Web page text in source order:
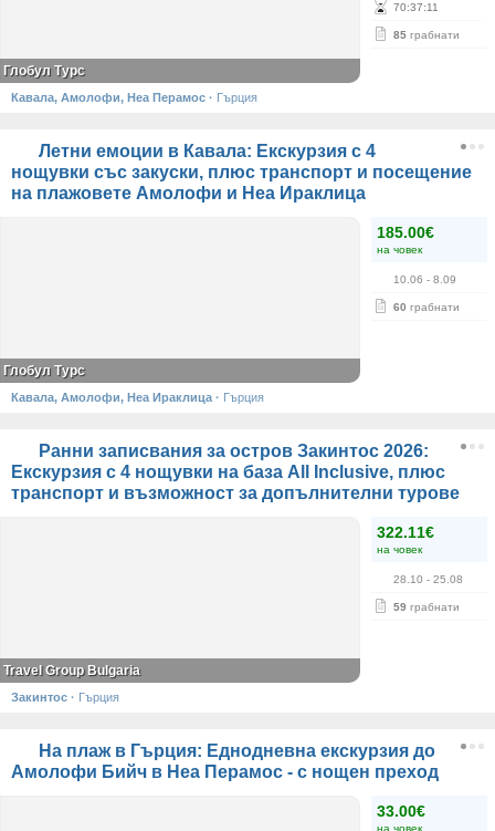
70:37:11
85 грабнати
Глобул Турс
Кавала, Амолофи, Неа Перамос · Гърция
Летни емоции в Кавала: Екскурзия с 4
нощувки със закуски, плюс транспорт и посещение
на плажовете Амолофи и Неа Ираклица
185.00€
на човек
10.06 - 8.09
60 грабнати
Глобул Турс
Кавала, Амолофи, Неа Ираклица · Гърция
Ранни записвания за остров Закинтос 2026:
Екскурзия с 4 нощувки на база All Inclusive, плюс
транспорт и възможност за допълнителни турове
322.11€
на човек
28.10 - 25.08
59 грабнати
Travel Group Bulgaria
Закинтос · Гърция
На плаж в Гърция: Еднодневна екскурзия до
Амолофи Бийч в Неа Перамос - с нощен преход
33.00€
на човек